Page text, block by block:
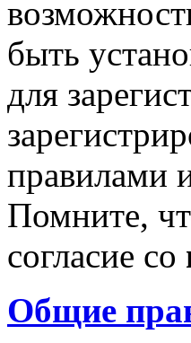
быть
для
правилами
Помните,
согласие со
Общие